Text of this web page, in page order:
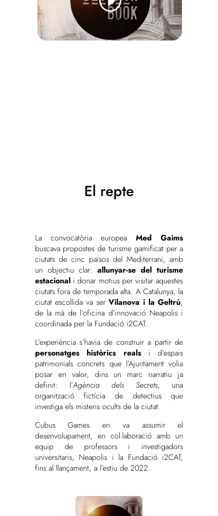
El repte
La convocatòria europeaMed Gaims
buscava propostes de turisme gamificat per a
ciutats de cinc països del Mediterrani, amb
un objectiu clar:allunyar-se del turisme
estacionali donar motius per visitar aquestes
ciutats fora de temporada alta. A Catalunya, la
ciutat escollida va serVilanova i la Geltrú,
de la mà de l’oficina d’innovació Neapolis i
coordinada per la Fundació i2CAT.
L’experiència s’havia de construir a partir de
personatges històrics realsi d’espais
patrimonials concrets que l’Ajuntament volia
posar en valor, dins un marc narratiu ja
definit: l’Agència dels Secrets, una
organització fictícia de detectius que
investiga els misteris ocults de la ciutat.
Cubus Games en va assumir el
desenvolupament, en col·laboració amb un
equip de professors i investigadors
universitaris, Neapolis i la Fundació i2CAT,
fins al llançament, a l’estiu de 2022.